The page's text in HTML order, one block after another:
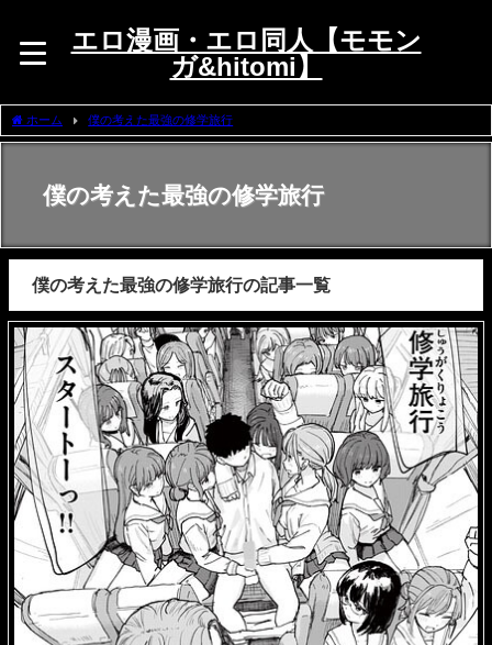
エロ漫画・エロ同人【モモン
ガ&hitomi】
ホーム 僕の考えた最強の修学旅行
僕の考えた最強の修学旅行
僕の考えた最強の修学旅行の記事一覧